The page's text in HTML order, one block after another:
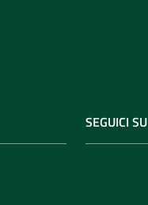
SEGUICI SU